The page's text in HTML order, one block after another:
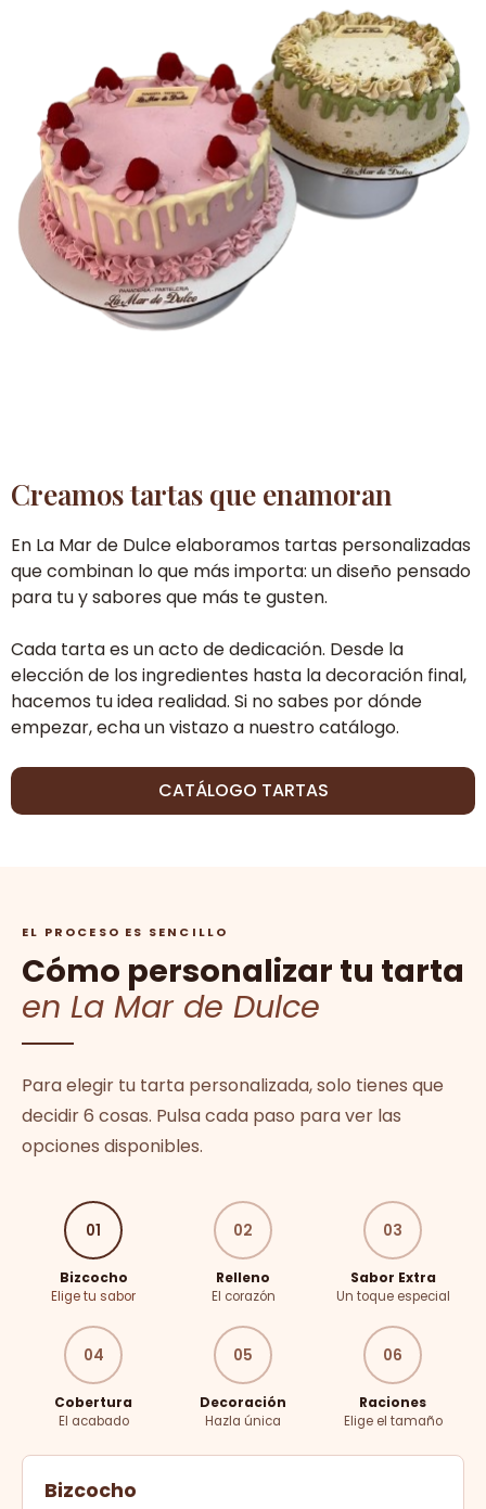
Creamos tartas que enamoran
En La Mar de Dulce elaboramos tartas personalizadas
que combinan lo que más importa: un diseño pensado
para tu y sabores que más te gusten.
Cada tarta es un acto de dedicación. Desde la
elección de los ingredientes hasta la decoración final,
hacemos tu idea realidad. Si no sabes por dónde
empezar, echa un vistazo a nuestro catálogo.
CATÁLOGO TARTAS
EL PROCESO ES SENCILLO
Cómo personalizar tu tarta
en La Mar de Dulce
Para elegir tu tarta personalizada, solo tienes que
decidir 6 cosas. Pulsa cada paso para ver las
opciones disponibles.
01
Bizcocho
Elige tu sabor
02
Relleno
El corazón
03
Sabor Extra
Un toque especial
04
Cobertura
El acabado
05
Decoración
Hazla única
06
Raciones
Elige el tamaño
Bizcocho